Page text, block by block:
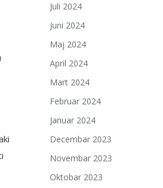
Juli 2024
Juni 2024
Maj 2024
April 2024
Mart 2024
Februar 2024
Januar 2024
Decembar 2023
Novembar 2023
Oktobar 2023